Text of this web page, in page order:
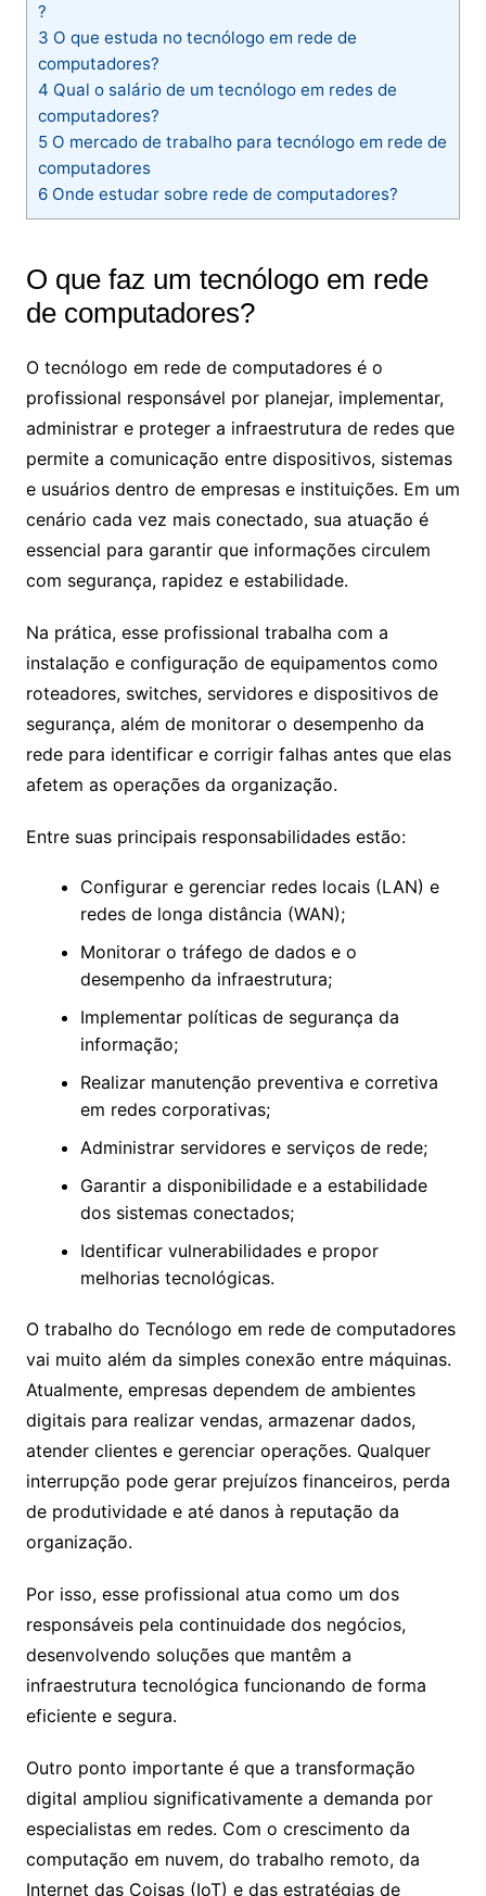
?
3 O que estuda no tecnólogo em rede de
computadores​?
4 Qual o salário de um tecnólogo em redes de
computadores​?
5O mercado de trabalho para tecnólogo em rede de
computadores
6Onde estudar sobre rede de computadores?
O que faz um tecnólogo em rede
de computadores​?
O tecnólogo em rede de computadores é o
profissional responsável por planejar, implementar,
administrar e proteger a infraestrutura de redes que
permite a comunicação entre dispositivos, sistemas
e usuários dentro de empresas e instituições. Em um
cenário cada vez mais conectado, sua atuação é
essencial para garantir que informações circulem
com segurança, rapidez e estabilidade.
Na prática, esse profissional trabalha com a
instalação e configuração de equipamentos como
roteadores, switches, servidores e dispositivos de
segurança, além de monitorar o desempenho da
rede para identificar e corrigir falhas antes que elas
afetem as operações da organização.
Entre suas principais responsabilidades estão:
Configurar e gerenciar redes locais (LAN) e
redes de longa distância (WAN);
Monitorar o tráfego de dados e o
desempenho da infraestrutura;
Implementar políticas de segurança da
informação;
Realizar manutenção preventiva e corretiva
em redes corporativas;
Administrar servidores e serviços de rede;
Garantir a disponibilidade e a estabilidade
dos sistemas conectados;
Identificar vulnerabilidades e propor
melhorias tecnológicas.
O trabalho do Tecnólogo em rede de computadores
vai muito além da simples conexão entre máquinas.
Atualmente, empresas dependem de ambientes
digitais para realizar vendas, armazenar dados,
atender clientes e gerenciar operações. Qualquer
interrupção pode gerar prejuízos financeiros, perda
de produtividade e até danos à reputação da
organização.
Por isso, esse profissional atua como um dos
responsáveis pela continuidade dos negócios,
desenvolvendo soluções que mantêm a
infraestrutura tecnológica funcionando de forma
eficiente e segura.
Outro ponto importante é que a transformação
digital ampliou significativamente a demanda por
especialistas em redes. Com o crescimento da
computação em nuvem, do trabalho remoto, da
Internet das Coisas (IoT) e das estratégias de